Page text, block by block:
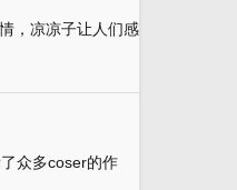
，凉凉子让人们感
众多coser的作